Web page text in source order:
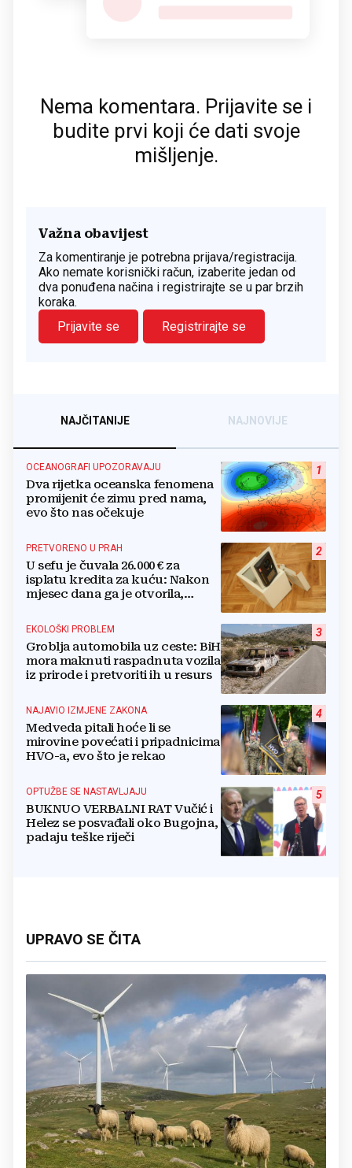
Nema komentara. Prijavite se i
budite prvi koji će dati svoje
mišljenje.
Važna obavijest
Za komentiranje je potrebna prijava/registracija.
Ako nemate korisnički račun, izaberite jedan od
dva ponuđena načina i registrirajte se u par brzih
koraka.
Prijavite se
Registrirajte se
NAJČITANIJE NAJNOVIJE
1
OCEANOGRAFI UPOZORAVAJU
Dva rijetka oceanska fenomena
promijenit će zimu pred nama,
evo što nas očekuje
2
PRETVORENO U PRAH
U sefu je čuvala 26.000 € za
isplatu kredita za kuću: Nakon
mjesec dana ga je otvorila,
3
EKOLOŠKI PROBLEM
Groblja automobila uz ceste: BiH
mora maknuti raspadnuta vozila
iz prirode i pretvoriti ih u resurs
4
NAJAVIO IZMJENE ZAKONA
Medveda pitali hoće li se
mirovine povećati i pripadnicima
HVO-a, evo što je rekao
5
OPTUŽBE SE NASTAVLJAJU
BUKNUO VERBALNI RAT Vučić i
Helez se posvađali oko Bugojna,
padaju teške riječi
UPRAVO SE ČITA